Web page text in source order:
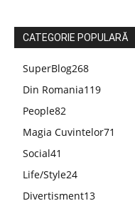
CATEGORIE POPULARĂ
SuperBlog268
Din Romania119
People82
Magia Cuvintelor71
Social41
Life/Style24
Divertisment13